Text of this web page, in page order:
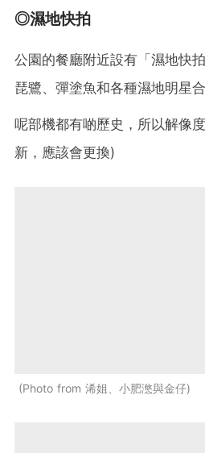
◎濕地快拍
公園的餐廳附近設有「濕地快
琵鷺、彈塗魚和各種濕地明星合
呢部機都有啲歷史，所以解像
新，應該會更換)
Photo from 浠姐、小肥滺與金仔